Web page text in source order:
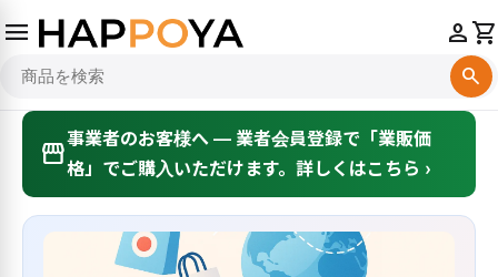
menu
search
personshopping_cart
storefront事業者のお客様へ — 業者会員登録で「業販価
格」でご購入いただけます。詳しくはこちら ›